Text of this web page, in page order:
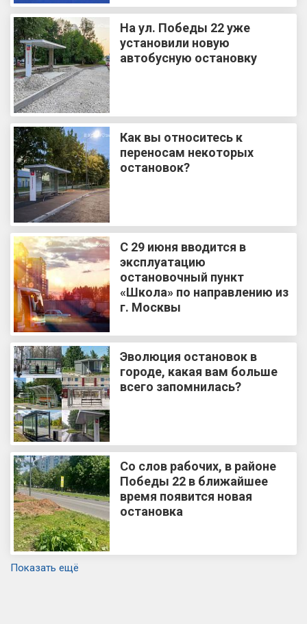
На ул. Победы 22 уже
установили новую
автобусную остановку
Как вы относитесь к
переносам некоторых
остановок?
С 29 июня вводится в
эксплуатацию
остановочный пункт
«Школа» по направлению из
г. Москвы
Эволюция остановок в
городе, какая вам больше
всего запомнилась?
Со слов рабочих, в районе
Победы 22 в ближайшее
время появится новая
остановка
Показать ещё